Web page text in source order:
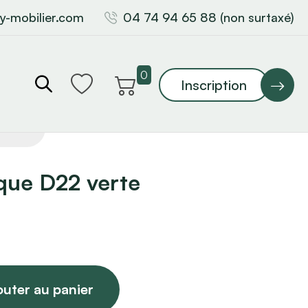
mobilier.com 04 74 94 65 88 (non surtaxé)
0
Inscription
D22 verte
au panier